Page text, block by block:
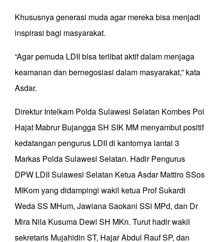
Khususnya generasi muda agar mereka bisa menjadi
inspirasi bagi masyarakat.
“Agar pemuda LDII bisa terlibat aktif dalam menjaga
keamanan dan bernegosiasi dalam masyarakat,” kata
Asdar.
Direktur Intelkam Polda Sulawesi Selatan Kombes Pol
Hajat Mabrur Bujangga SH SIK MM menyambut positif
kedatangan pengurus LDII di kantornya lantai 3
Markas Polda Sulawesi Selatan. Hadir Pengurus
DPW LDII Sulawesi Selatan Ketua Asdar Mattiro SSos
MIKom yang didampingi wakil ketua Prof Sukardi
Weda SS MHum, Jawiana Saokani SSi MPd, dan Dr
Mira Nila Kusuma Dewi SH MKn. Turut hadir wakil
sekretaris Mujahidin ST, Hajar Abdul Rauf SP, dan